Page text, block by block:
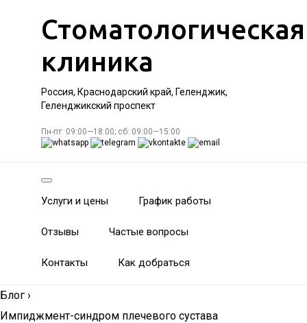
Стоматологическая
клиника
Россия, Краснодарский край, Геленджик,
Геленджикский проспект
Пн-пт: 09:00—18:00; сб: 09:00—15:00
Услуги и цены График работы
Отзывы Частые вопросы
Контакты Как добраться
Блог ›
Импиджмент-синдром плечевого сустава